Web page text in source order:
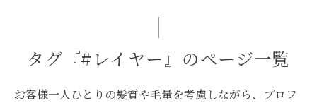
タグ『#レイヤー』のページ一覧
お客様一人ひとりの髪質や毛量を考慮しながら、プロフ